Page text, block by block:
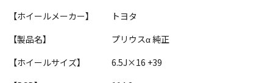
【ホイールメーカー】
トヨタ
【製品名】
プリウスα 純正
【ホイールサイズ】
6.5J×16 +39